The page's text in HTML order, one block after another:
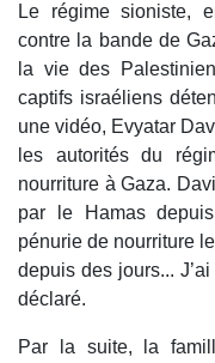
Le régime sioniste,
contre la bande de
la vie des
captifs israéliens
une vidéo, Evyatar
les autorités du
nourriture à Gaza.
par le Hamas
pénurie de nourriture
depuis des jours...
déclaré.
Par la suite, la